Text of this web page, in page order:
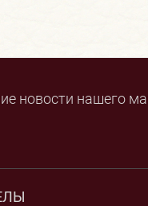
новости нашего